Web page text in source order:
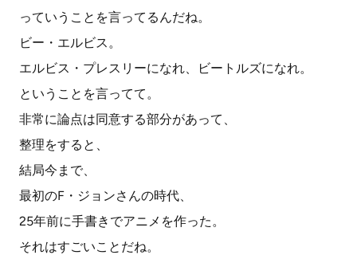
っていうことを言ってるんだね。
ビー・エルビス。
エルビス・プレスリーになれ、ビートルズになれ。
ということを言ってて。
非常に論点は同意する部分があって、
整理をすると、
結局今まで、
最初のF・ジョンさんの時代、
25年前に手書きでアニメを作った。
それはすごいことだね。